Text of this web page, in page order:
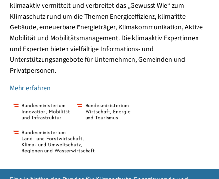
klimaaktiv vermittelt und verbreitet das „Gewusst Wie“ zum
Klimaschutz rund um die Themen Energieeffizienz, klimafitte
Gebäude, erneuerbare Energieträger, Klimakommunikation, Aktive
Mobilität und Mobilitätsmanagement. Die klimaaktiv Expertinnen
und Experten bieten vielfältige Informations- und
Unterstützungsangebote für Unternehmen, Gemeinden und
Privatpersonen.
Mehr erfahren